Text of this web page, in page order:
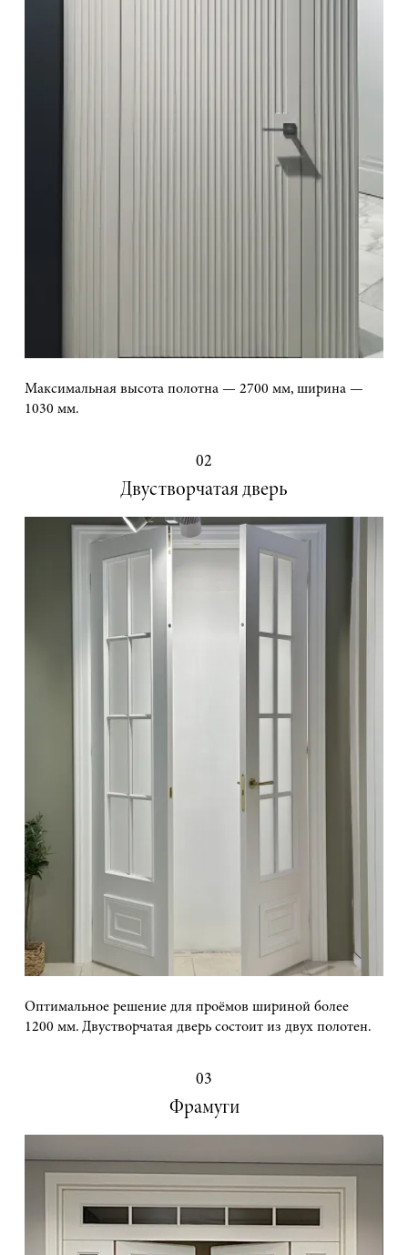
Максимальная высота полотна — 2700 мм, ширина —
1030 мм.
02
Двустворчатая дверь
Оптимальное решение для проёмов шириной более
1200 мм. Двустворчатая дверь состоит из двух полотен.
03
Фрамуги